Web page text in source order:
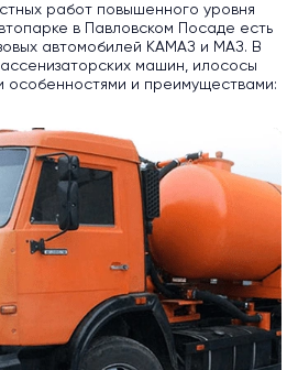
работ повышенного уровня
в Павловском Посаде есть
автомобилей КАМАЗ и МАЗ. В
машин, илососы
и преимуществами: